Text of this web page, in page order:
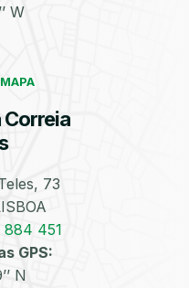
W
Correia
73
884 451
GPS:
N
Desempeno de
Jantes